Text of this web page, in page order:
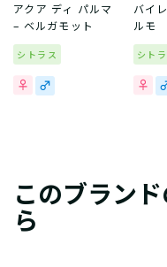
アクア ディ パルマ
– ベルガモット
シトラス
バイ
ルモ
シト
このブラン
ら